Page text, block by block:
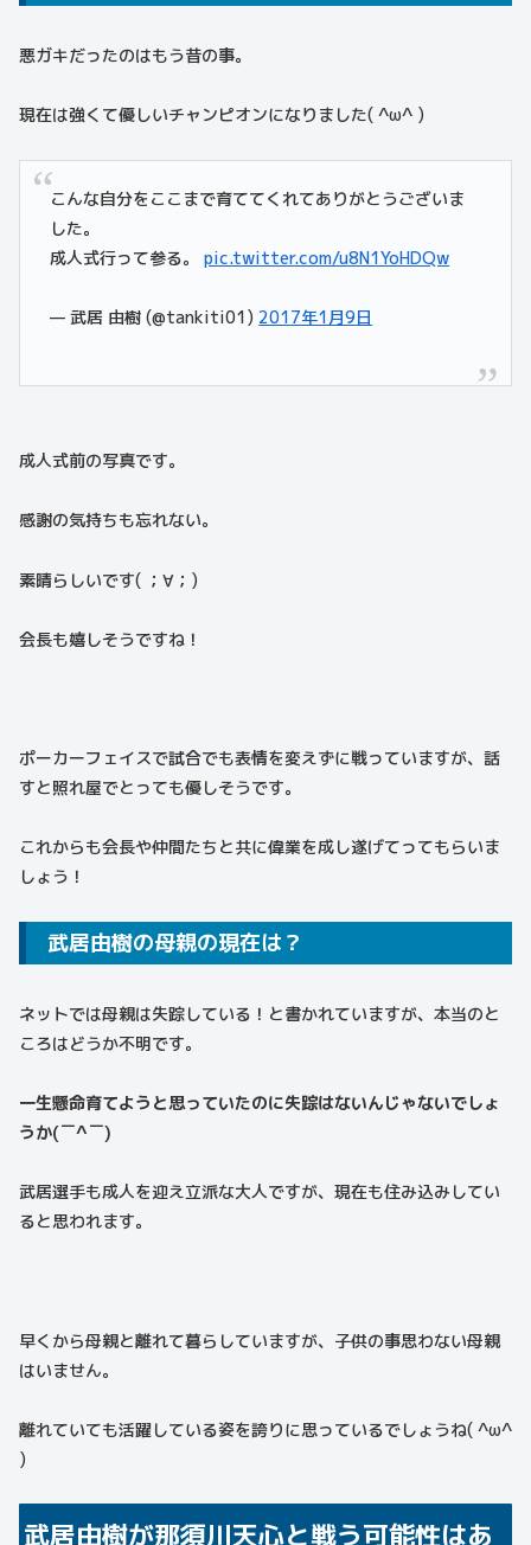
悪ガキだったのはもう昔の事。
現在は強くて優しいチャンピオンになりました( ^ω^ )
こんな自分をここまで育ててくれてありがとうございま
した。
成人式行って参る。pic.twitter.com/u8N1YoHDQw
— 武居 由樹 (@tankiti01) 2017年1月9日
成人式前の写真です。
感謝の気持ちも忘れない。
素晴らしいです( ；∀；)
会長も嬉しそうですね！
ポーカーフェイスで試合でも表情を変えずに戦っていますが、話
すと照れ屋でとっても優しそうです。
これからも会長や仲間たちと共に偉業を成し遂げてってもらいま
しょう！
武居由樹の母親の現在は？
ネットでは母親は失踪している！と書かれていますが、本当のと
ころはどうか不明です。
一生懸命育てようと思っていたのに失踪はないんじゃないでしょ
うか(￣^￣)
武居選手も成人を迎え立派な大人ですが、現在も住み込みしてい
ると思われます。
早くから母親と離れて暮らしていますが、子供の事思わない母親
はいません。
離れていても活躍している姿を誇りに思っているでしょうね( ^ω^
)
武居由樹が那須川天心と戦う可能性はあ